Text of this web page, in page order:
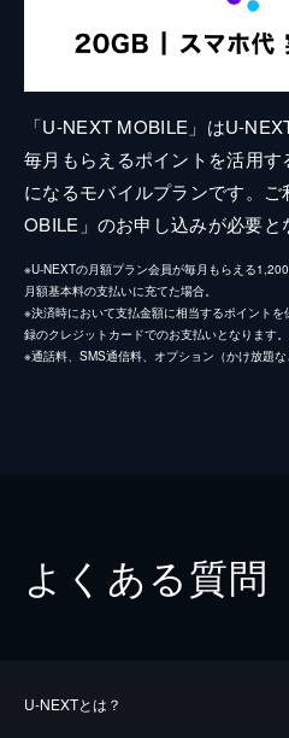
「U-NEXT MOBILE」はU-
毎月もらえるポイントを活用
になるモバイルプランです。
OBILE」のお申し込みが必要と
※U-NEXTの月額プラン会員が毎月もらえる
月額基本料の支払いに充てた場合。
※決済時において支払金額に相当するポイント
録のクレジットカードでのお支払いとなります。
※通話料、SMS通信料、オプション（かけ放題な
よくある質問
U-NEXTとは？